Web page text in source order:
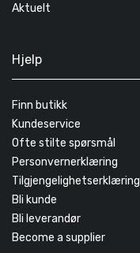
Aktuelt
Hjelp
Finn butikk
Kundeservice
Ofte stilte spørsmål
Personvernerklæring
Tilgjengelighetserklæring
Bli kunde
Bli leverandør
Become a supplier